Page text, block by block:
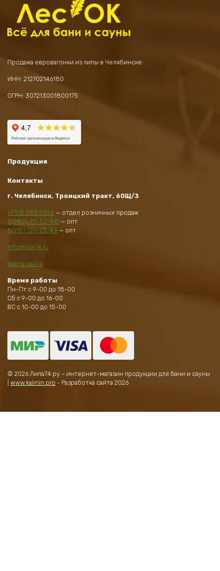
Продажа евровагонки из липы в Челябинске
ИНН: 212702146180
ОГРН: 307213001800175
Продукция
Контакты
г. Челябинск, Троицкий тракт, 60Щ/3
+7 912 083 9394 — отдел розничных продаж
8(982)-111-52-88 — опт
8(919)-126-23-43 — опт
info@lipa74.ru
Карта сайта
Время работы
Пн-Пт с 9-00 до 18-00
Сб с 9-00 до 16-00
ВС с 10-00 до 15-00
© 2026 Липа74.ру – интернет-магазин продукции для бани и сауны
www.kalinin.pro - Разработка сайта 2026